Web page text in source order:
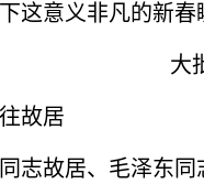
这意义非凡的新春
故居
故居、毛泽东同志